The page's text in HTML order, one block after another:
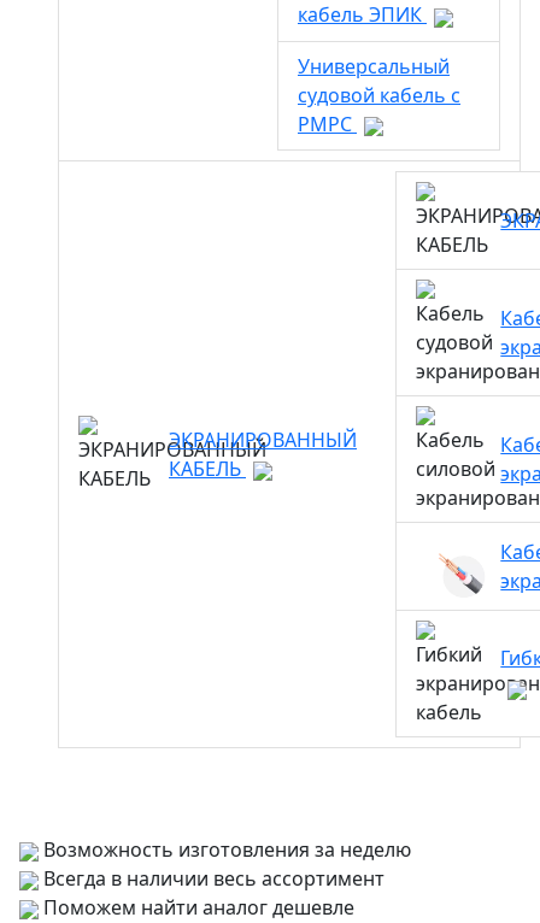
кабель ЭПИК
Универсальный
судовой кабель с
РМРС
ЭКРАНИРОВАННЫЙ
КАБЕЛЬ
Возможность изготовления за неделю
Всегда в наличии весь ассортимент
Поможем найти аналог дешевле